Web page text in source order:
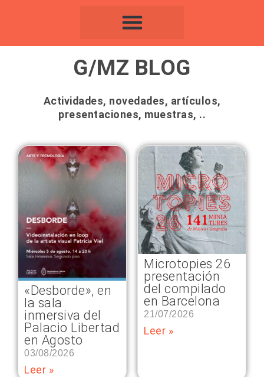
G/MZ BLOG
Actividades, novedades, artículos,
presentaciones, muestras, ..
«Desborde», en
la sala
inmersiva del
Palacio Libertad
en Agosto
03/08/2026
Leer »
Microtopies 26
presentación
del compilado
en Barcelona
21/07/2026
Leer »
PagePage